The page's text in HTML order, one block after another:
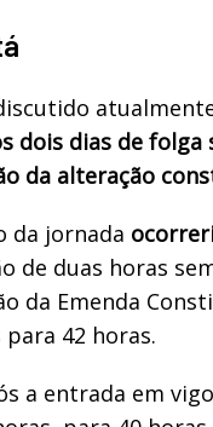
dois dias de folga
da alteração
da jornada
de duas horas
da Emenda
para 42 horas.
a entrada em